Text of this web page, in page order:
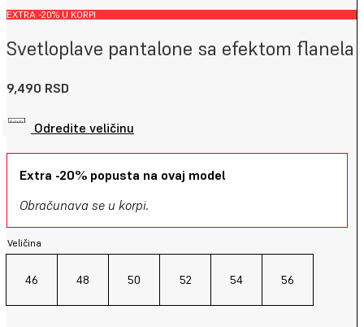
EXTRA -20% U KORPI
Svetloplave pantalone sa efektom flanela
9,490 RSD
Odredite veličinu
Extra -20% popusta na ovaj model
Obračunava se u korpi.
Veličina
46 48 50 52 54 56